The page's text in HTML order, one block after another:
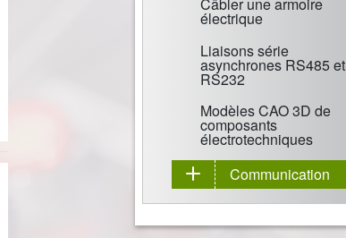
Câbler une armoire
électrique
Liaisons série
asynchrones RS485 et
RS232
Modèles CAO 3D de
composants
électrotechniques
Communication